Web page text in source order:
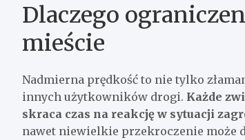
Dlaczego
mieście
Nadmierna prędkość to nie tylko
innych użytkowników drogi. Każde
skraca czas na reakcję w sytuacji
nawet niewielkie przekroczenie może